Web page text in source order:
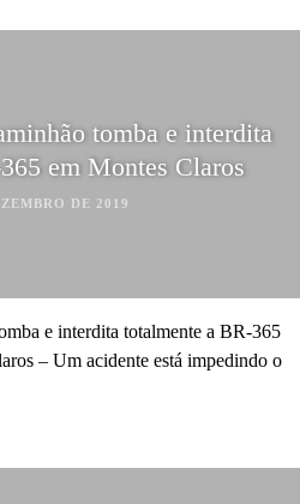
tomba e interdita
em Montes Claros
DE 2019
e interdita totalmente a BR-365
– Um acidente está impedindo o